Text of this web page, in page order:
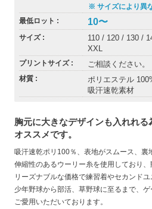
※ サイズにより異
最低ロット
10〜
サイズ
110 / 120 / 130 /
XXL
プリントサイズ ご相談ください。
材質
ポリエステル
吸汗速乾素材
胸元に大きなデザインも入れれ
オススメです。
吸汗速乾ポリ100％、表地がスムース、裏
伸縮性のあるウーリー糸を使用しており、
リーズナブルな価格で練習着やセカンドユ
少年野球から部活、草野球に至るまで、
ご愛用いただいております。